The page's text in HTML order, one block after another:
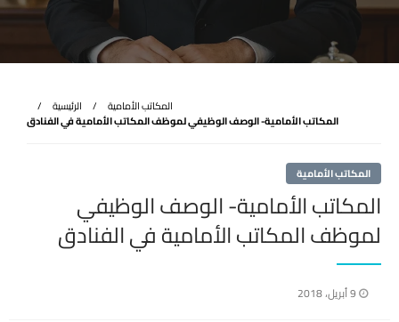
الرئيسية
المكاتب الأمامية
المكاتب الأمامية- الوصف الوظيفي لموظف المكاتب الأمامية في الفنادق
المكاتب الأمامية
المكاتب الأمامية- الوصف الوظيفي
لموظف المكاتب الأمامية في الفنادق
نُشر
9 أبريل، 2018